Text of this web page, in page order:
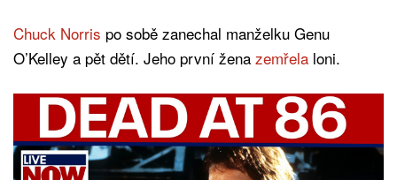
Chuck Norris po sobě zanechal manželku Genu
O’Kelley a pět dětí. Jeho první žena zemřela loni.